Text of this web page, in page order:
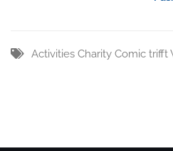
Activities Charity Comic trifft